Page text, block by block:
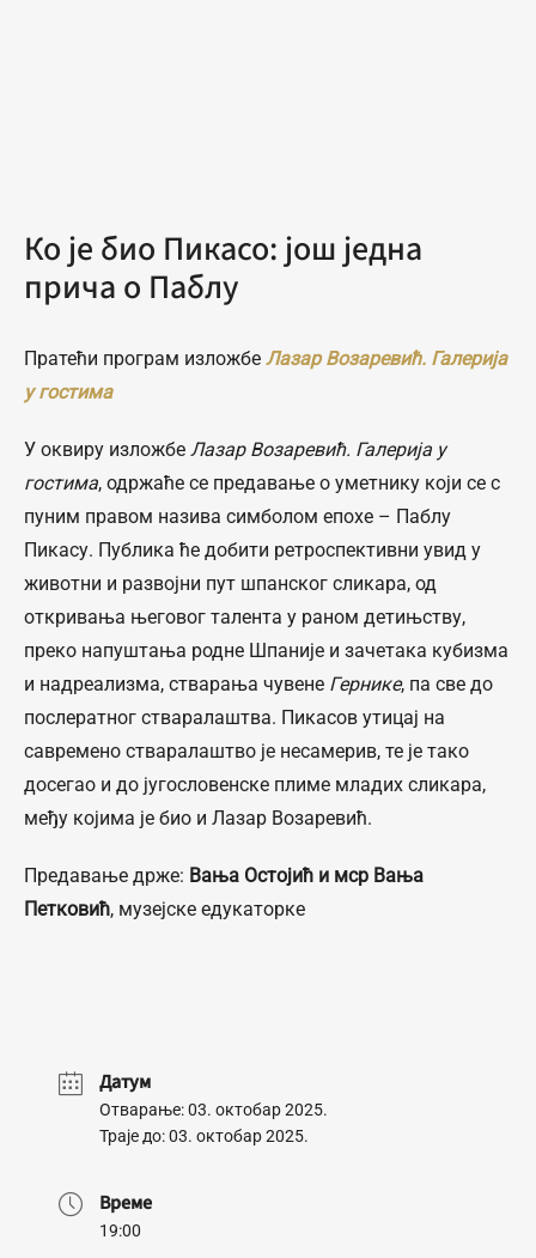
Ко је био Пикасо: још једна
прича о Паблу
Пратећи програм изложбе Лазар Возаревић. Галерија
у гостима
У оквиру изложбе Лазар Возаревић. Галерија у
гостима, одржаће се предавање о уметнику који се с
пуним правом назива симболом епохе – Паблу
Пикасу. Публика ће добити ретроспективни увид у
животни и развојни пут шпанског сликара, од
откривања његовог талента у раном детињству,
преко напуштања родне Шпаније и зачетака кубизма
и надреализма, стварања чувене Гернике, па све до
послератног стваралаштва. Пикасов утицај на
савремено стваралаштво је несамерив, те је тако
досегао и до југословенске плиме младих сликара,
међу којима је био и Лазар Возаревић.
Предавање држе: Вања Остојић и мср Вања
Петковић, музејске едукаторке
Датум
Отварање: 03. октобар 2025.
Траје до: 03. октобар 2025.
Време
19:00